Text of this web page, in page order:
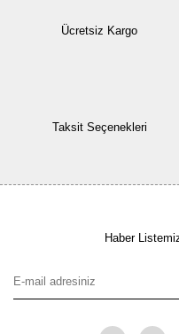
Ücretsiz Kargo
Taksit Seçenekleri
Haber